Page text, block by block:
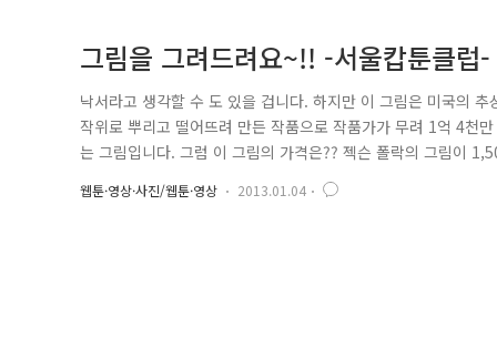
그림을 그려드려요~!! -서울캅툰클럽-
낙서라고 생각할 수 도 있을 겁니다. 하지만 이 그림은 미국의
작위로 뿌리고 떨어뜨려 만든 작품으로 작품가가 무려 1억 4천
는 그림입니다. 그럼 이 그림의 가격은?? 젝슨 폴락의 그림이
림이 어떻게 그리게 되었는지 지금부터 그 과정을 소개하도록
폴락의 여친??^^ 이 사람은 경찰 만화가 뽈 작가 강현주 경사입
웹툰·영상·사진/웹툰·영상 2013.01.04